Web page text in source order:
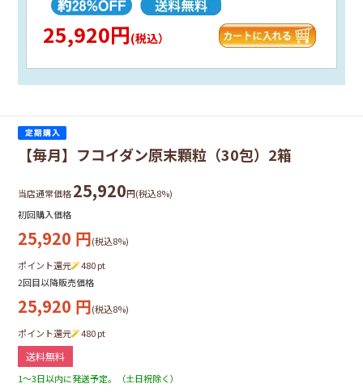
25,920円(税込）
【毎月】フコイダン原末顆粒（30包）2箱
当店通常価格25,920円(税込8%)
初回購入価格
25,920 円(税込8%)
ポイント還元
480pt
2回目以降販売価格
25,920 円(税込8%)
ポイント還元
480pt
送料無料
1～3日以内に発送予定。（土日祝除く）